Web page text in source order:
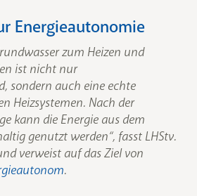
Energieautonomie
zum Heizen und
ist nicht nur
sondern auch eine echte
Heizsystemen. Nach der
kann die Energie aus dem
genutzt werden“, fasst LHStv.
verweist auf das Ziel von
.